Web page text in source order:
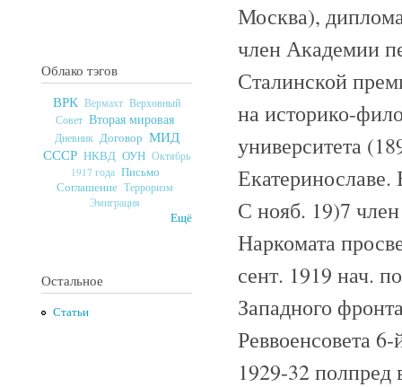
Облако тэгов
ВРК Вермахт Верховный
Совет Вторая мировая
Дневник Договор МИД
СССР НКВД ОУН Октябрь
1917 года Письмо
Соглашение Терроризм
Эмиграция
Ещё
Остальное
Статьи
Москва),
член Академии
Сталинской
на историко-
университета
С нояб. 19)7
Наркомата
сент. 1919 нач.
Западного
Реввоенсовета
1929-32 полпред